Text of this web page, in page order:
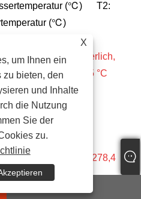
(℃) T2:
(℃)
erforderlich,
von 35 °C auf 15 °C
35℃-15℃=20℃
m³/Stunde
20 ÷ 0,86 = 232 KW
= 232 x 1,2 = 278,4
kW Kühlleistung
X
um Ihnen ein
zu bieten, den
und Inhalte
die Nutzung
Sie der
zu.